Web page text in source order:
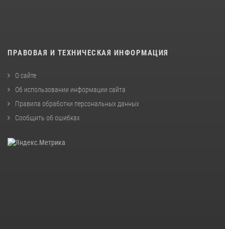
ПРАВОВАЯ И ТЕХНИЧЕСКАЯ ИНФОРМАЦИЯ
О сайте
Об использовании информации сайта
Правила обработки персональных данных
Сообщить об ошибках